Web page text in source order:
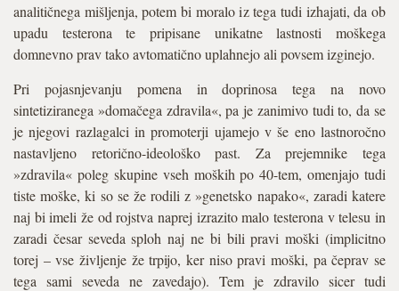
analitičnega mišljenja, potem bi moralo iz tega tudi izhajati, da ob
upadu testerona te pripisane unikatne lastnosti moškega
domnevno prav tako avtomatično uplahnejo ali povsem izginejo.
Pri pojasnjevanju pomena in doprinosa tega na novo
sintetiziranega »domačega zdravila«, pa je zanimivo tudi to, da se
je njegovi razlagalci in promoterji ujamejo v še eno lastnoročno
nastavljeno retorično-ideološko past. Za prejemnike tega
»zdravila« poleg skupine vseh moških po 40-tem, omenjajo tudi
tiste moške, ki so se že rodili z »genetsko napako«, zaradi katere
naj bi imeli že od rojstva naprej izrazito malo testerona v telesu in
zaradi česar seveda sploh naj ne bi bili pravi moški (implicitno
torej – vse življenje že trpijo, ker niso pravi moški, pa čeprav se
tega sami seveda ne zavedajo). Tem je zdravilo sicer tudi